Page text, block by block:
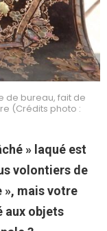
de bureau, fait de
(Crédits photo :
» laqué est
volontiers de
», mais votre
aux objets